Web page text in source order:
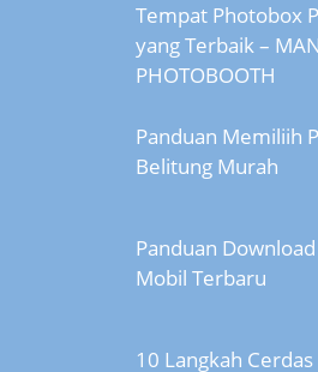
Tempat Photobox
yang Terbaik –
PHOTOBOOTH
Panduan Memiliih
Belitung Murah
Panduan
Mobil Terbaru
10 Langkah